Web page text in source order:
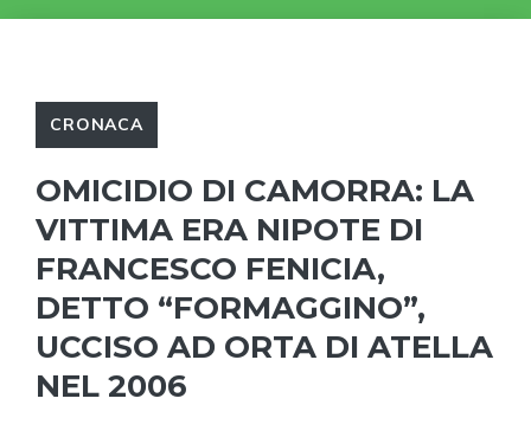
CRONACA
OMICIDIO DI CAMORRA: LA
VITTIMA ERA NIPOTE DI
FRANCESCO FENICIA,
DETTO “FORMAGGINO”,
UCCISO AD ORTA DI ATELLA
NEL 2006